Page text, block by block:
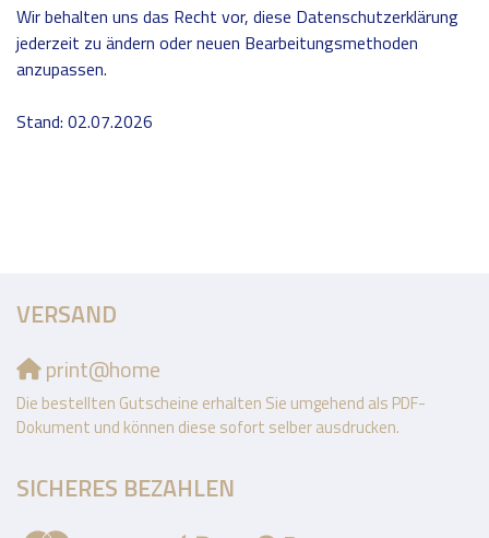
Wir behalten uns das Recht vor, diese Datenschutzerklärung
jederzeit zu ändern oder neuen Bearbeitungsmethoden
anzupassen.
Stand: 02.07.2026
VERSAND
print@home
Die bestellten Gutscheine erhalten Sie umgehend als PDF-
Dokument und können diese sofort selber ausdrucken.
SICHERES BEZAHLEN